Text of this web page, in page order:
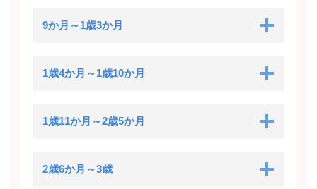
9か月～1歳3か月
1歳4か月～1歳10か月
1歳11か月～2歳5か月
2歳6か月～3歳